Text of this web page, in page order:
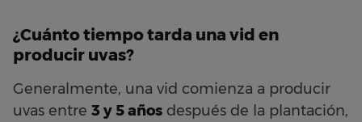
¿Cuánto tiempo tarda una vid en
producir uvas?
Generalmente, una vid comienza a producir
uvas entre 3 y 5 años después de la plantación,